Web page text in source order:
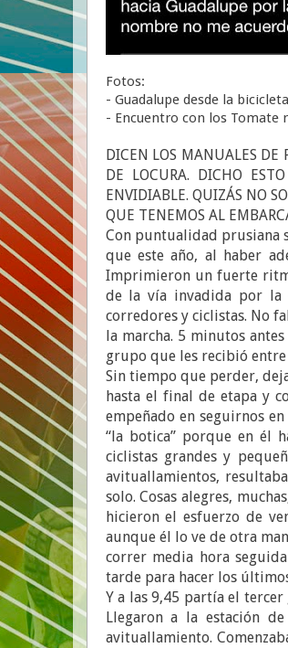
Fotos:
- Guadalupe desde la
- Encuentro con los Tomate
DICEN LOS MANUALES DE
DE LOCURA. DICHO
ENVIDIABLE. QUIZÁS NO
QUE TENEMOS AL
Con puntualidad prusiana
que este año, al haber
Imprimieron un fuerte
de la vía invadida por la
corredores y ciclistas. No
la marcha. 5 minutos
grupo que les recibió
Sin tiempo que perder,
hasta el final de etapa y
empeñado en seguirnos
“la botica” porque en él
ciclistas grandes y
avituallamientos,
solo. Cosas alegres,
hicieron el esfuerzo de
aunque él lo ve de otra
correr media hora
tarde para hacer los
Y a las 9,45 partía el
Llegaron a la estación
avituallamiento.